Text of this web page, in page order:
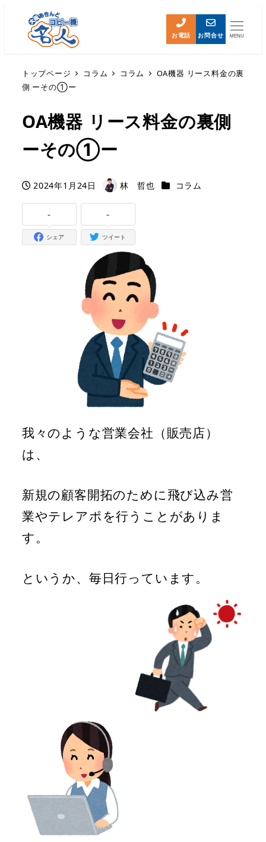
お電話 お問合せ MENU
トップページ コラム コラム
OA機器 リース料金の裏
側 ーその①ー
OA機器 リース料金の裏側
ーその①ー
投稿日
2024年1月24日
著
者
林 哲也 カテゴリー
コラム
-
シェア
-
ツイート
我々のような営業会社（販売店）
は、
新規の顧客開拓のために飛び込み営
業やテレアポを行うことがありま
す。
というか、毎日行っています。